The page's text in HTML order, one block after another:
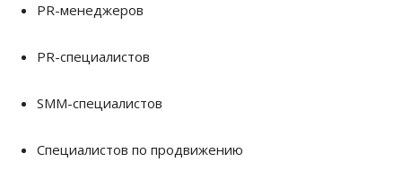
PR-менеджеров
PR-специалистов
SMM-специалистов
Специалистов по продвижению